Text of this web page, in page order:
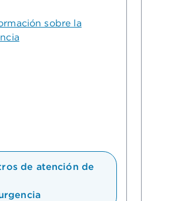
sobre la
de atención de